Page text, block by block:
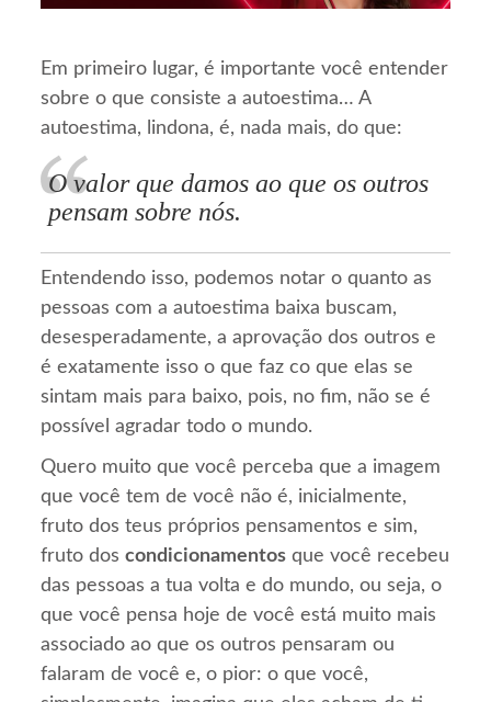
Em primeiro lugar, é importante você entender
sobre o que consiste a autoestima… A
autoestima, lindona, é, nada mais, do que:
O valor que damos ao que os outros
pensam sobre nós.
Entendendo isso, podemos notar o quanto as
pessoas com a autoestima baixa buscam,
desesperadamente, a aprovação dos outros e
é exatamente isso o que faz co que elas se
sintam mais para baixo, pois, no fim, não se é
possível agradar todo o mundo.
Quero muito que você perceba que a imagem
que você tem de você não é, inicialmente,
fruto dos teus próprios pensamentos e sim,
fruto doscondicionamentos que você recebeu
das pessoas a tua volta e do mundo, ou seja, o
que você pensa hoje de você está muito mais
associado ao que os outros pensaram ou
falaram de você e, o pior: o que você,